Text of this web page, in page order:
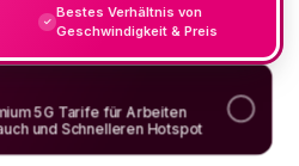
✓
Bestes Verhältnis von
Geschwindigkeit & Preis
5G Tarife für Arbeiten
und Schnelleren Hotspot